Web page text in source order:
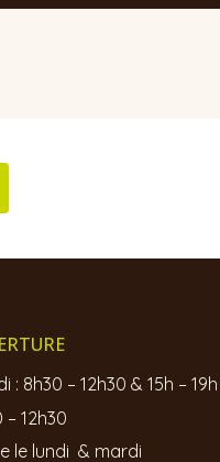
8h30 – 12h30 & 15h – 19h
12h30
le lundi & mardi